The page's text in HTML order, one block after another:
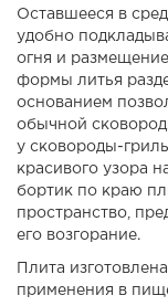
Оставшееся в
удобно
огня и
формы литья
основанием
обычной
у сковороды-
красивого узора
бортик по краю
пространство,
его возгорание.
Плита
применения в